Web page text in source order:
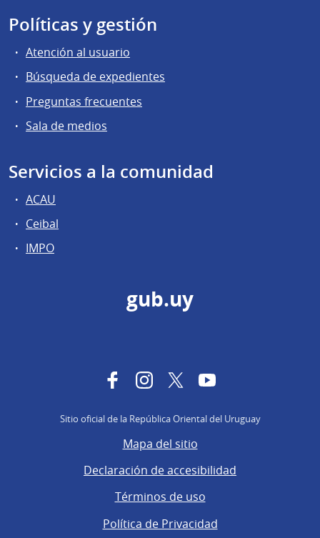
Políticas y gestión
Atención al usuario
Búsqueda de expedientes
Preguntas frecuentes
Sala de medios
Servicios a la comunidad
ACAU
Ceibal
IMPO
gub.uy
FacebookInstagram
TwitterYouTube
Sitio oficial de la República Oriental del Uruguay
Mapa del sitio
Declaración de accesibilidad
Términos de uso
Política de Privacidad